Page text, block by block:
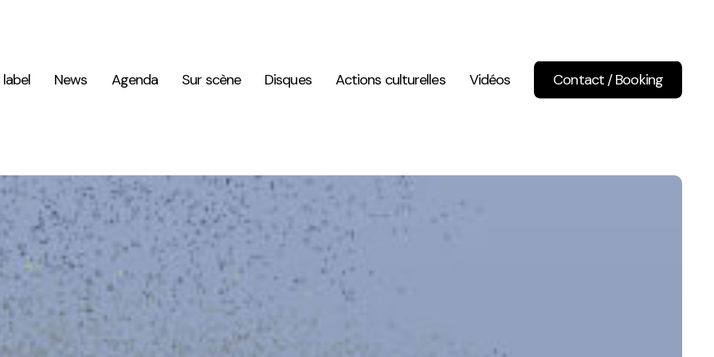
label
News Agenda Sur scène Disques Actions culturelles Vidéos Contact / Booking